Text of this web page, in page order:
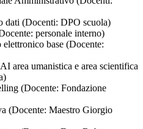
dati (Docenti: DPO scuola)
personale interno)
base (Docente:
area umanistica e area scientifica
(Docente: Fondazione
(Docente: Maestro Giorgio